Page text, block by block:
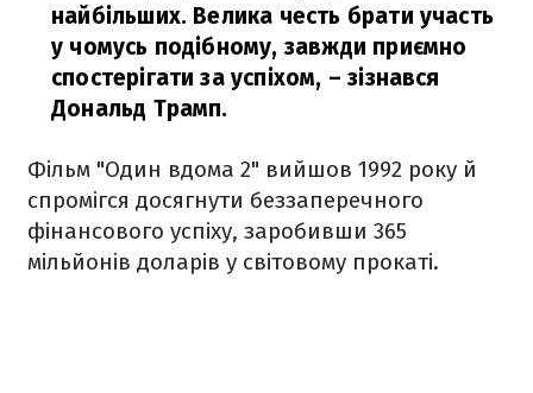
найбільших. Велика честь брати участь
у чомусь подібному, завжди приємно
спостерігати за успіхом, – зізнався
Дональд Трамп.
Фільм "Один вдома 2" вийшов 1992 року й
спромігся досягнути беззаперечного
фінансового успіху, заробивши 365
мільйонів доларів у світовому прокаті.